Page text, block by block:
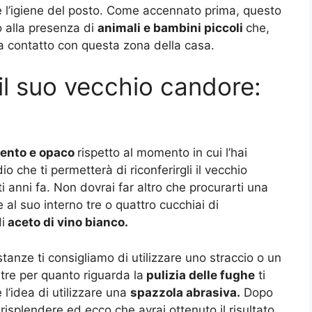
del posto. Come accennato prima, questo
alla presenza di animali e bambini piccoli che,
con questa zona della casa.
suo vecchio candore:
e opaco rispetto al momento in cui l’hai
che ti permetterà di riconferirgli il vecchio
anni fa. Non dovrai far altro che procurarti una
al suo interno tre o quattro cucchiai di
aceto di vino bianco.
ti consigliamo di utilizzare uno straccio o un
per quanto riguarda la pulizia delle fughe ti
di utilizzare una spazzola abrasiva. Dopo